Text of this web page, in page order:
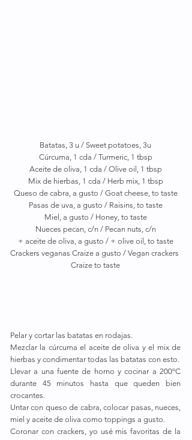
Batatas, 3 u / Sweet potatoes, 3u
Cúrcuma, 1 cda / Turmeric, 1 tbsp
Aceite de oliva, 1 cda / Olive oil, 1 tbsp
Mix de hierbas, 1 cda / Herb mix, 1 tbsp
Queso de cabra, a gusto / Goat cheese, to taste
Pasas de uva, a gusto / Raisins, to taste
Miel, a gusto / Honey, to taste
Nueces pecan, c/n / Pecan nuts, c/n
+ aceite de oliva, a gusto / + olive oil, to taste
Crackers veganas Craize a gusto / Vegan crackers
Craize to taste
Pelar y cortar las batatas en rodajas.
Mezclar la cúrcuma el aceite de oliva y el mix de
hierbas y condimentar todas las batatas con esto.
Llevar a una fuente de horno y cocinar a 200ºC
durante 45 minutos hasta que queden bien
crocantes.
Untar con queso de cabra, colocar pasas, nueces,
miel y aceite de oliva como toppings a gusto.
Coronar con crackers, yo usé mis favoritas de la